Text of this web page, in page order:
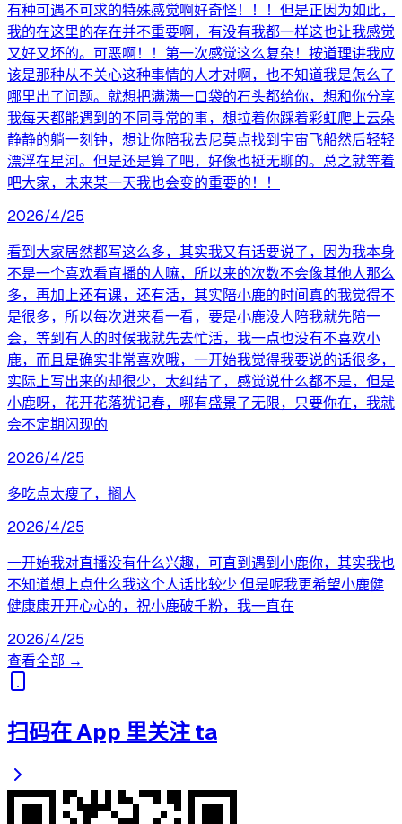
有种可遇不可求的特殊感觉啊好奇怪！！！但是正因为如此，
我的在这里的存在并不重要啊，有没有我都一样这也让我感觉
又好又坏的。可恶啊！！第一次感觉这么复杂！按道理讲我应
该是那种从不关心这种事情的人才对啊，也不知道我是怎么了
哪里出了问题。就想把满满一口袋的石头都给你，想和你分享
我每天都能遇到的不同寻常的事，想拉着你踩着彩虹爬上云朵
静静的躺一刻钟，想让你陪我去尼莫点找到宇宙飞船然后轻轻
漂浮在星河。但是还是算了吧，好像也挺无聊的。总之就等着
吧大家，未来某一天我也会变的重要的！！
2026/4/25
看到大家居然都写这么多，其实我又有话要说了，因为我本身
不是一个喜欢看直播的人嘛，所以来的次数不会像其他人那么
多，再加上还有课，还有活，其实陪小鹿的时间真的我觉得不
是很多，所以每次进来看一看，要是小鹿没人陪我就先陪一
会，等到有人的时候我就先去忙活，我一点也没有不喜欢小
鹿，而且是确实非常喜欢哦，一开始我觉得我要说的话很多，
实际上写出来的却很少，太纠结了，感觉说什么都不是，但是
小鹿呀，花开花落犹记春，哪有盛景了无限，只要你在，我就
会不定期闪现的
2026/4/25
多吃点太瘦了，搁人
2026/4/25
一开始我对直播没有什么兴趣，可直到遇到小鹿你，其实我也
不知道想上点什么我这个人话比较少 但是呢我更希望小鹿健
健康康开开心心的，祝小鹿破千粉，我一直在
2026/4/25
查看全部 →
扫码在 App 里关注 ta